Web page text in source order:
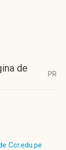
de
PR
Ccr.edu.pe